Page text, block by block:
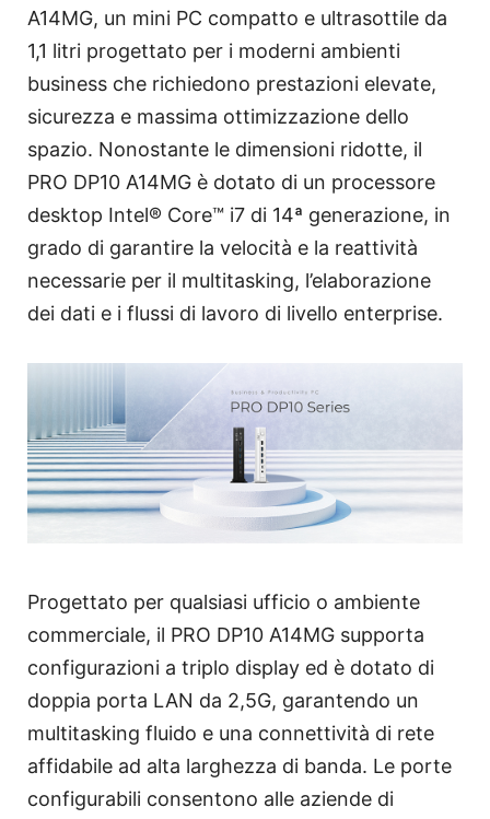
A14MG, un mini PC compatto e ultrasottile da
1,1 litri progettato per i moderni ambienti
business che richiedono prestazioni elevate,
sicurezza e massima ottimizzazione dello
spazio. Nonostante le dimensioni ridotte, il
PRO DP10 A14MG è dotato di un processore
desktop Intel® Core™ i7 di 14ª generazione, in
grado di garantire la velocità e la reattività
necessarie per il multitasking, l’elaborazione
dei dati e i flussi di lavoro di livello enterprise.
Progettato per qualsiasi ufficio o ambiente
commerciale, il PRO DP10 A14MG supporta
configurazioni a triplo display ed è dotato di
doppia porta LAN da 2,5G, garantendo un
multitasking fluido e una connettività di rete
affidabile ad alta larghezza di banda. Le porte
configurabili consentono alle aziende di